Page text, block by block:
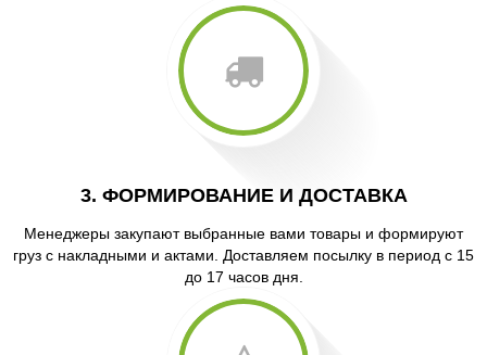
3. ФОРМИРОВАНИЕ И ДОСТАВКА
Менеджеры закупают выбранные вами товары и формируют
груз с накладными и актами. Доставляем посылку в период с 15
до 17 часов дня.